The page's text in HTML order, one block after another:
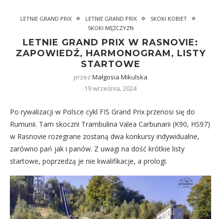
LETNIE GRAND PRIX LETNIE GRAND PRIX
SKOKI KOBIET
SKOKI MĘŻCZYZN
LETNIE GRAND PRIX W RASNOVIE:
ZAPOWIEDŹ, HARMONOGRAM, LISTY
STARTOWE
przez Małgosia Mikulska
19 września, 2024
Po rywalizacji w Polsce cykl FIS Grand Prix przenosi się do
Rumunii. Tam skoczni Trambulina Valea Carbunarii (K90, HS97)
w Rasnovie rozegrane zostaną dwa konkursy indywidualne,
zarówno pań jak i panów. Z uwagi na dość krótkie listy
startowe, poprzedzą je nie kwalifikacje, a prologi.